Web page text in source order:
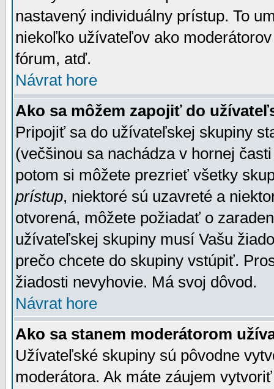
nastavený individuálny prístup. To
niekoľko užívateľov ako
fórum, atď.
Návrat hore
Ako sa môžem zapojiť do
Pripojiť sa do užívateľskej skupiny
(večšinou sa nachádza v hornej
potom si môžete prezrieť všetky
prístup, niektoré sú uzavreté a
otvorená, môžete požiadať o
užívateľskej skupiny musí Vašu
prečo chcete do skupiny vstúpiť.
žiadosti nevyhovie. Má svoj dôvod.
Návrat hore
Ako sa stanem moderátorom
Užívateľské skupiny sú pôvodne
moderátora. Ak máte záujem